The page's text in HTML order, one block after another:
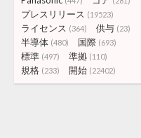
プレスリリース (19523)
ライセンス (364) 供与 (23)
半導体 (480) 国際 (693)
標準 (497) 準拠 (110)
規格 (233) 開始 (22402)